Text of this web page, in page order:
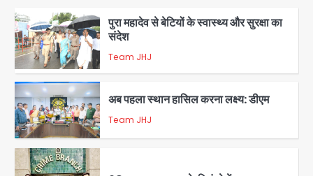
1
2
फरार आरोपी